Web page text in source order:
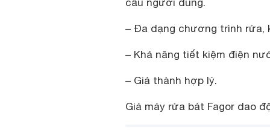
– Đa dạng chương trình rửa,
– Khả năng tiết kiệm điện
– Giá thành hợp lý.
Giá máy rửa bát Fagor dao